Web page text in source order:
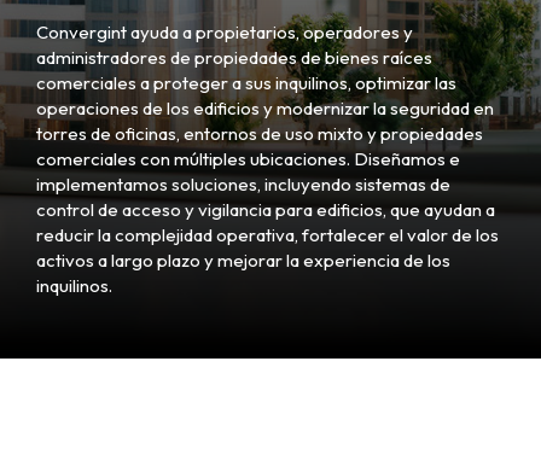
Convergint ayuda a propietarios, operadores y
administradores de propiedades de bienes raíces
comerciales a proteger a sus inquilinos, optimizar las
operaciones de los edificios y modernizar la seguridad en
torres de oficinas, entornos de uso mixto y propiedades
comerciales con múltiples ubicaciones. Diseñamos e
implementamos soluciones, incluyendo sistemas de
control de acceso y vigilancia para edificios, que ayudan a
reducir la complejidad operativa, fortalecer el valor de los
activos a largo plazo y mejorar la experiencia de los
inquilinos.